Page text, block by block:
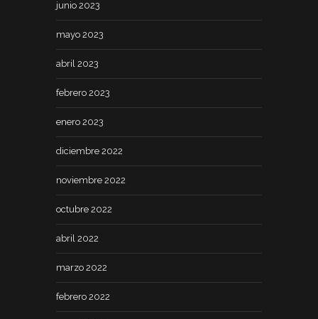
junio 2023
mayo 2023
abril 2023
febrero 2023
enero 2023
diciembre 2022
noviembre 2022
octubre 2022
abril 2022
marzo 2022
febrero 2022